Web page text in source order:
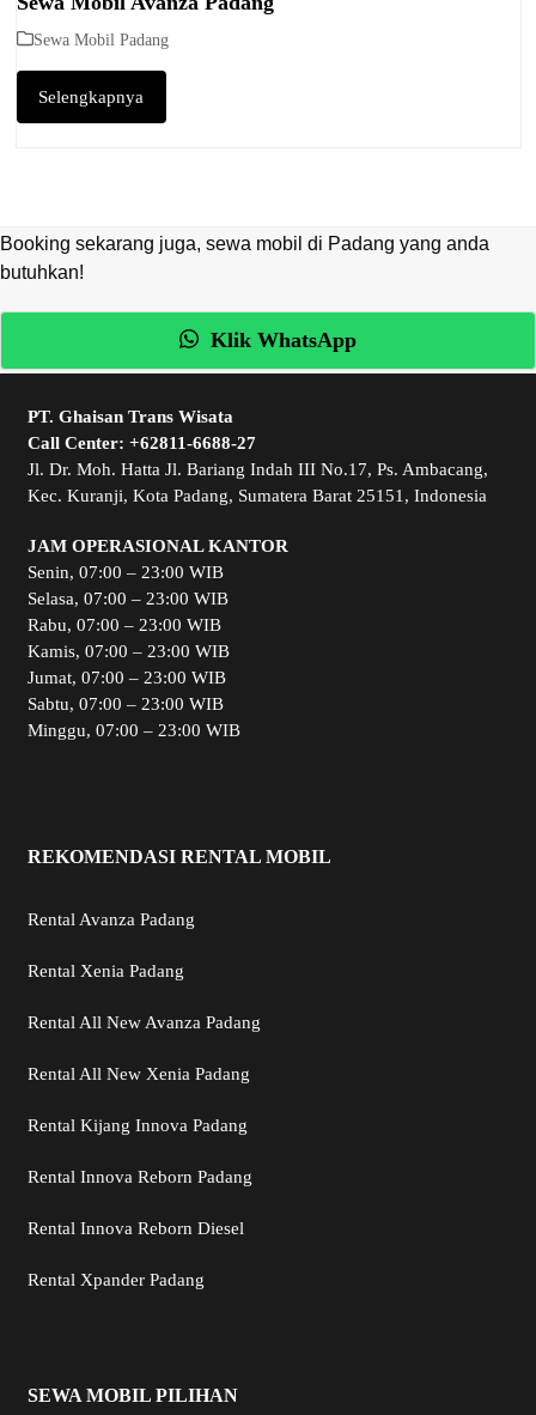
Sewa Mobil Padang
Selengkapnya
Booking sekarang juga, sewa mobil di Padang yang anda
butuhkan!
Klik WhatsApp
PT. Ghaisan Trans Wisata
Call Center: +62811-6688-27
Jl. Dr. Moh. Hatta Jl. Bariang Indah III No.17, Ps. Ambacang,
Kec. Kuranji, Kota Padang, Sumatera Barat 25151, Indonesia
JAM OPERASIONAL KANTOR
Senin, 07:00 – 23:00 WIB
Selasa, 07:00 – 23:00 WIB
Rabu, 07:00 – 23:00 WIB
Kamis, 07:00 – 23:00 WIB
Jumat, 07:00 – 23:00 WIB
Sabtu, 07:00 – 23:00 WIB
Minggu, 07:00 – 23:00 WIB
REKOMENDASI RENTAL MOBIL
Rental Avanza Padang
Rental Xenia Padang
Rental All New Avanza Padang
Rental All New Xenia Padang
Rental Kijang Innova Padang
Rental Innova Reborn Padang
Rental Innova Reborn Diesel
Rental Xpander Padang
SEWA MOBIL PILIHAN